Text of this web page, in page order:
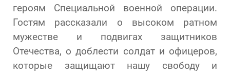
героям Специальной военной операции.
Гостям рассказали о высоком ратном
мужестве и подвигах защитников
Отечества, о доблести солдат и офицеров,
которые защищают нашу свободу и